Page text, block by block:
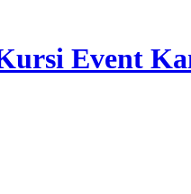
Event